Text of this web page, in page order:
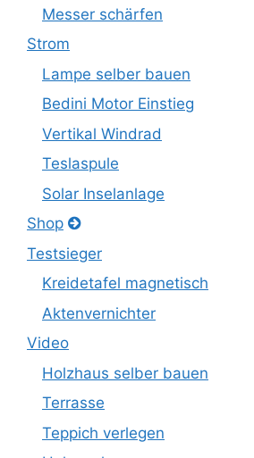
Messer schärfen
Strom
Lampe selber bauen
Bedini Motor Einstieg
Vertikal Windrad
Teslaspule
Solar Inselanlage
Shop
Testsieger
Kreidetafel magnetisch
Aktenvernichter
Video
Holzhaus selber bauen
Terrasse
Teppich verlegen